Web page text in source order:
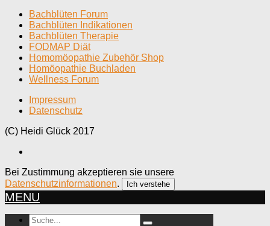
Bachblüten Forum
Bachblüten Indikationen
Bachblüten Therapie
FODMAP Diät
Homomöopathie Zubehör Shop
Homöopathie Buchladen
Wellness Forum
Impressum
Datenschutz
(C) Heidi Glück 2017
Bei Zustimmung akzeptieren sie unsere
Datenschutzinformationen. Ich verstehe
MENU